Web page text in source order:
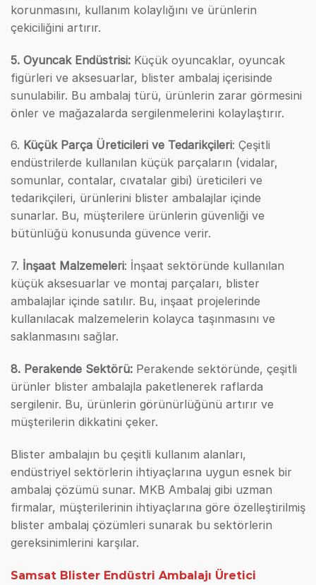
korunmasını, kullanım kolaylığını ve ürünlerin
çekiciliğini artırır.
5. Oyuncak Endüstrisi: Küçük oyuncaklar, oyuncak
figürleri ve aksesuarlar, blister ambalaj içerisinde
sunulabilir. Bu ambalaj türü, ürünlerin zarar görmesini
önler ve mağazalarda sergilenmelerini kolaylaştırır.
6. Küçük Parça Üreticileri ve Tedarikçileri: Çeşitli
endüstrilerde kullanılan küçük parçaların (vidalar,
somunlar, contalar, cıvatalar gibi) üreticileri ve
tedarikçileri, ürünlerini blister ambalajlar içinde
sunarlar. Bu, müşterilere ürünlerin güvenliği ve
bütünlüğü konusunda güvence verir.
7. İnşaat Malzemeleri: İnşaat sektöründe kullanılan
küçük aksesuarlar ve montaj parçaları, blister
ambalajlar içinde satılır. Bu, inşaat projelerinde
kullanılacak malzemelerin kolayca taşınmasını ve
saklanmasını sağlar.
8. Perakende Sektörü: Perakende sektöründe, çeşitli
ürünler blister ambalajla paketlenerek raflarda
sergilenir. Bu, ürünlerin görünürlüğünü artırır ve
müşterilerin dikkatini çeker.
Blister ambalajın bu çeşitli kullanım alanları,
endüstriyel sektörlerin ihtiyaçlarına uygun esnek bir
ambalaj çözümü sunar. MKB Ambalaj gibi uzman
firmalar, müşterilerinin ihtiyaçlarına göre özelleştirilmiş
blister ambalaj çözümleri sunarak bu sektörlerin
gereksinimlerini karşılar.
Samsat Blister Endüstri Ambalajı Üretici